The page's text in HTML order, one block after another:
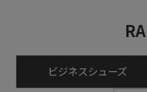
ビジネスシューズ